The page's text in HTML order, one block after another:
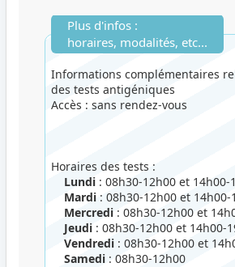
Plus d'infos :
horaires, modalités, etc...
Informations complémentaires
des tests antigéniques
Accès : sans rendez-vous
Horaires des tests :
Lundi : 08h30-12h00 et 14h00-
Mardi : 08h30-12h00 et 14h00-
Mercredi : 08h30-12h00 et
Jeudi : 08h30-12h00 et 14h00-
Vendredi : 08h30-12h00 et
Samedi : 08h30-12h00